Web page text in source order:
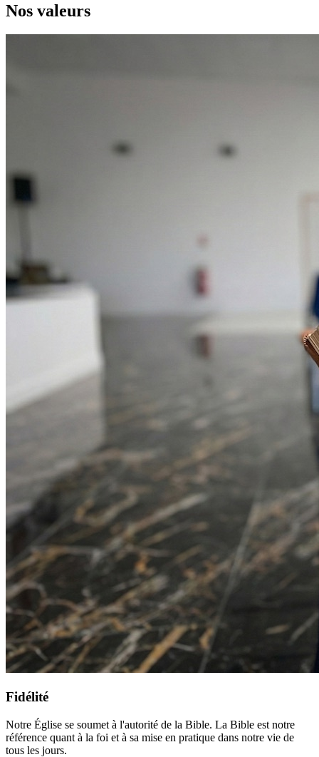
Nos valeurs
Fidélité
Notre Église se soumet à l'autorité de la Bible. La Bible est notre
référence quant à la foi et à sa mise en pratique dans notre vie de
tous les jours.